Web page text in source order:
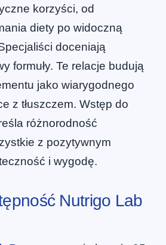
korzyści, od
diety po widoczną
doceniają
formuły. Te relacje budują
jako wiarygodnego
z tłuszczem. Wstęp do
różnorodność
z pozytywnym
i wygodę.
Nutrigo Lab